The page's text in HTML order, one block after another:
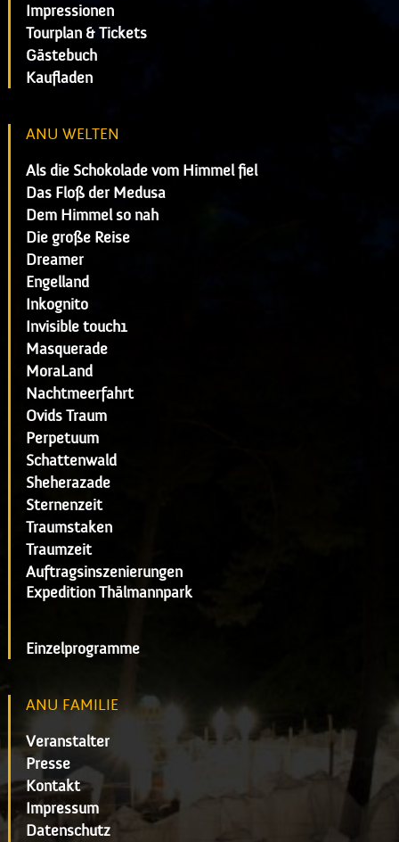
Impressionen
Tourplan & Tickets
Gästebuch
Kaufladen
ANU WELTEN
Als die Schokolade vom Himmel fiel
Das Floß der Medusa
Dem Himmel so nah
Die große Reise
Dreamer
Engelland
Inkognito
Invisible touch1
Masquerade
MoraLand
Nachtmeerfahrt
Ovids Traum
Perpetuum
Schattenwald
Sheherazade
Sternenzeit
Traumstaken
Traumzeit
Auftragsinszenierungen
Expedition Thälmannpark
Einzelprogramme
ANU FAMILIE
Veranstalter
Presse
Kontakt
Impressum
Datenschutz